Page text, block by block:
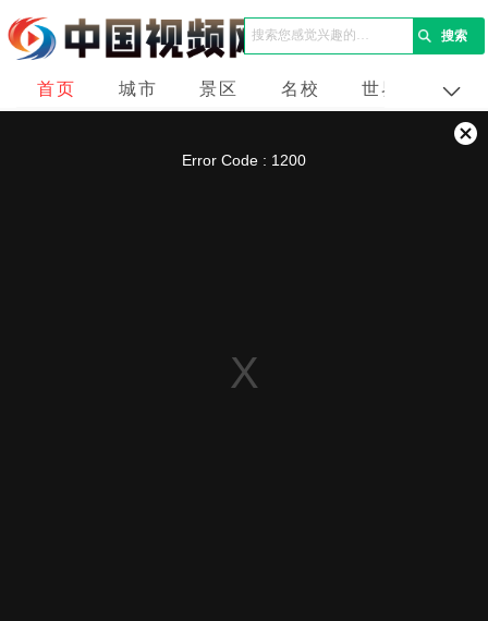
首页 城市 景区 名校 世界 企业
Error Code : 1200
关